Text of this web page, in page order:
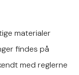
materialer
findes på
med reglerne